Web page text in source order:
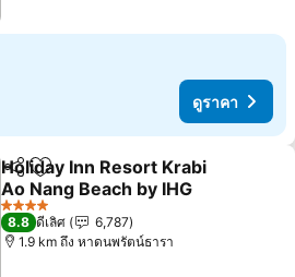
ดูราคา
แชร์ เพิ่มในรายการโปรด
Holiday Inn Resort Krabi
Ao Nang Beach by IHG
ดูราคา
4 ดาว
8.8 ดีเลิศ
6,787
1.9 km ถึง หาดนพรัตน์ธารา